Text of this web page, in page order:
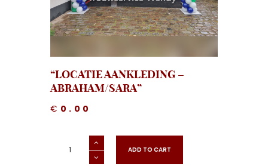
“LOCATIE AANKLEDING –
ABRAHAM/SARA”
€ 0.00
Aankleding
Abraham/Sara"
ADD TO CART